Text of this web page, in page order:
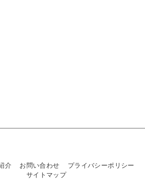
介 お問い合わせ
プライバシーポリシー
サイトマップ